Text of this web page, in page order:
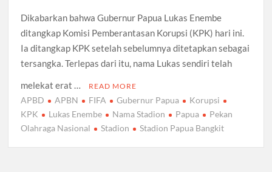
Dikabarkan bahwa Gubernur Papua Lukas Enembe
ditangkap Komisi Pemberantasan Korupsi (KPK) hari ini.
Ia ditangkap KPK setelah sebelumnya ditetapkan sebagai
tersangka. Terlepas dari itu, nama Lukas sendiri telah
melekat erat …
READ MORE
APBD APBN FIFA Gubernur Papua
Korupsi
KPK
Lukas Enembe Nama Stadion Papua
Pekan
Olahraga Nasional
Stadion Stadion Papua Bangkit